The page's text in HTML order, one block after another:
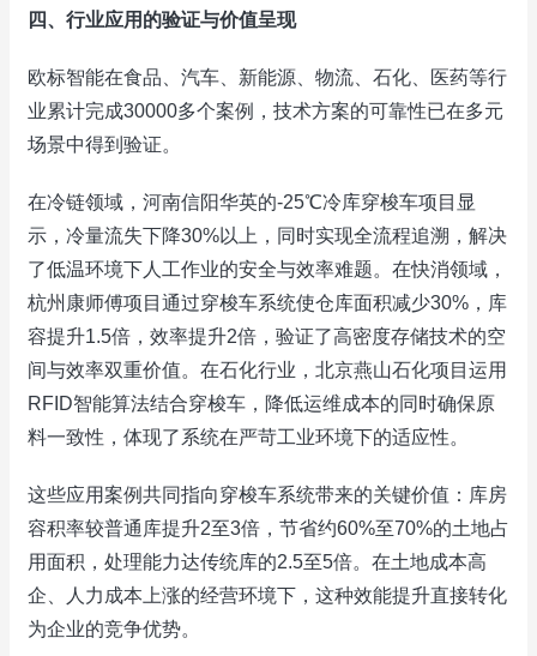
四、行业应用的验证与价值呈现
欧标智能在食品、汽车、新能源、物流、石化、医药等行
业累计完成30000多个案例，技术方案的可靠性已在多元
场景中得到验证。
在冷链领域，河南信阳华英的-25℃冷库穿梭车项目显
示，冷量流失下降30%以上，同时实现全流程追溯，解决
了低温环境下人工作业的安全与效率难题。在快消领域，
杭州康师傅项目通过穿梭车系统使仓库面积减少30%，库
容提升1.5倍，效率提升2倍，验证了高密度存储技术的空
间与效率双重价值。在石化行业，北京燕山石化项目运用
RFID智能算法结合穿梭车，降低运维成本的同时确保原
料一致性，体现了系统在严苛工业环境下的适应性。
这些应用案例共同指向穿梭车系统带来的关键价值：库房
容积率较普通库提升2至3倍，节省约60%至70%的土地占
用面积，处理能力达传统库的2.5至5倍。在土地成本高
企、人力成本上涨的经营环境下，这种效能提升直接转化
为企业的竞争优势。